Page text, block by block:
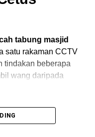
tabung masjid
satu rakaman CCTV
tindakan beberapa
wang daripada
sebuah masjid
pelbagai reaksi